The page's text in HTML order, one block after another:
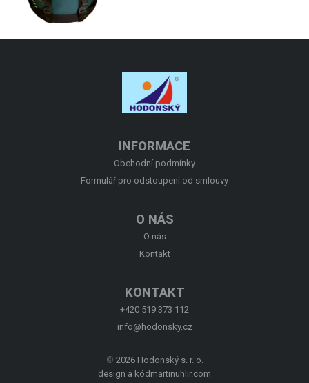
INFORMACE
Obchodní podmínky
Formulář pro odstoupení od smlouvy
O NÁS
O nás
Kontakt
KONTAKT
+420 519 373 112
info@hodonsky.cz
© 2026 Hodonský s. r. o.
design a kód martinuhlir.com